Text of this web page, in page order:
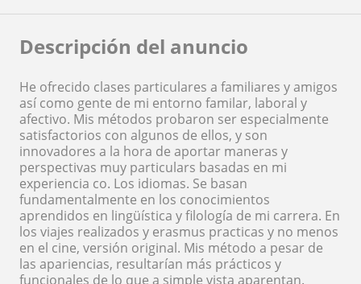
Descripción del anuncio
He ofrecido clases particulares a familiares y amigos
así como gente de mi entorno familar, laboral y
afectivo. Mis métodos probaron ser especialmente
satisfactorios con algunos de ellos, y son
innovadores a la hora de aportar maneras y
perspectivas muy particulars basadas en mi
experiencia co. Los idiomas. Se basan
fundamentalmente en los conocimientos
aprendidos en lingüística y filología de mi carrera. En
los viajes realizados y erasmus practicas y no menos
en el cine, versión original. Mis método a pesar de
las apariencias, resultarían más prácticos y
funcionales de lo que a simple vista aparentan.